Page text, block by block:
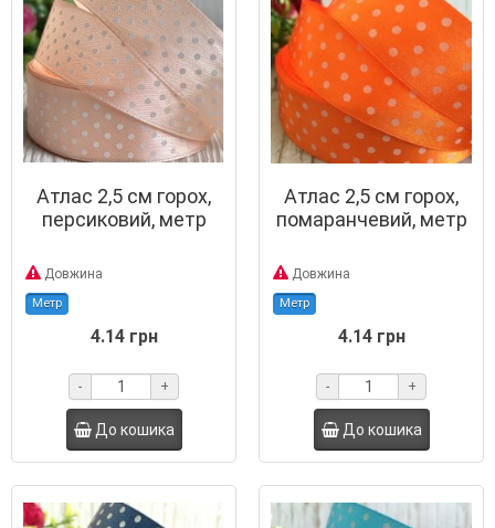
Атлас 2,5 см горох,
персиковий, метр
Довжина
Метр
4.14 грн
- +
До кошика
Атлас 2,5 см горох,
помаранчевий, метр
Довжина
Метр
4.14 грн
- +
До кошика